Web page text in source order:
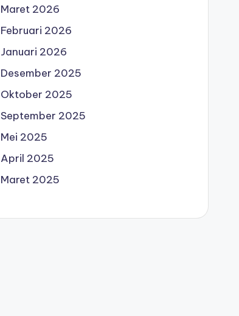
Maret 2026
Februari 2026
Januari 2026
Desember 2025
Oktober 2025
September 2025
Mei 2025
April 2025
Maret 2025